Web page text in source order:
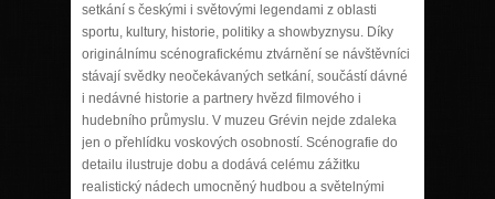
setkání s českými i světovými legendami z oblasti
sportu, kultury, historie, politiky a showbyznysu. Díky
originálnímu scénografickému ztvárnění se návštěvníci
stávají svědky neočekávaných setkání, součástí dávné
i nedávné historie a partnery hvězd filmového i
hudebního průmyslu. V muzeu Grévin nejde zdaleka
jen o přehlídku voskových osobností. Scénografie do
detailu ilustruje dobu a dodává celému zážitku
realistický nádech umocněný hudbou a světelnými